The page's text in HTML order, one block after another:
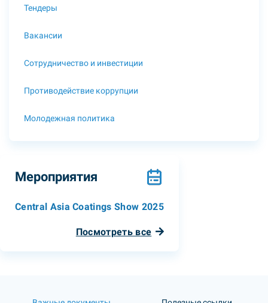
Тендеры
Вакансии
Сотрудничество и инвестиции
Противодействие коррупции
Молодежная политика
Мероприятия
Central Asia Coatings Show 2025
Посмотреть все